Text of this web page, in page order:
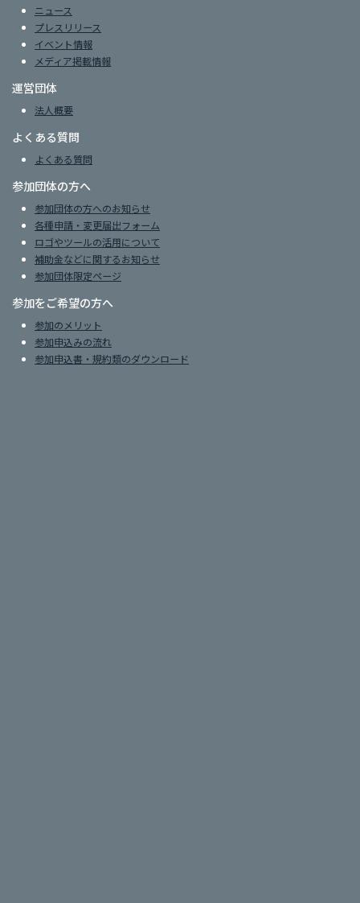
ニュース
プレスリリース
イベント情報
メディア掲載情報
運営団体
法人概要
よくある質問
よくある質問
参加団体の方へ
参加団体の方へのお知らせ
各種申請・変更届出フォーム
ロゴやツールの活用について
補助金などに関するお知らせ
参加団体限定ページ
参加をご希望の方へ
参加のメリット
参加申込みの流れ
参加申込書・規約類のダウンロード